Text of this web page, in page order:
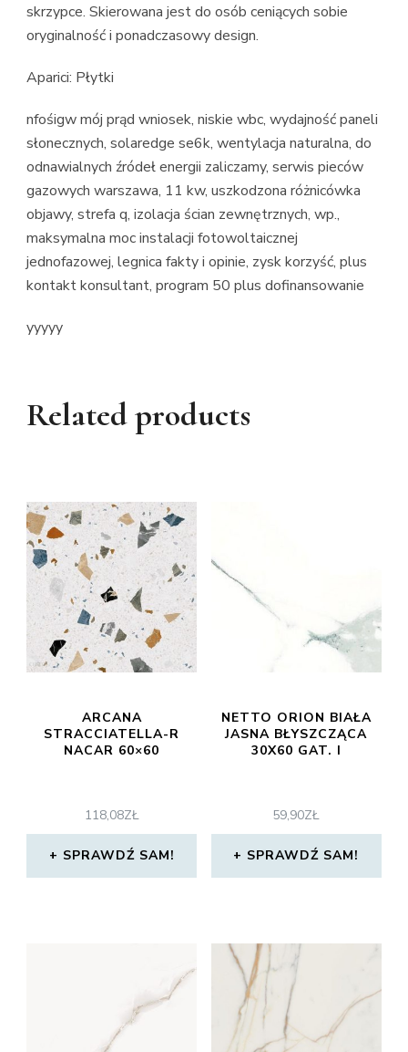
skrzypce. Skierowana jest do osób ceniących sobie
oryginalność i ponadczasowy design.
Aparici: Płytki
nfośigw mój prąd wniosek, niskie wbc, wydajność paneli
słonecznych, solaredge se6k, wentylacja naturalna, do
odnawialnych źródeł energii zaliczamy, serwis pieców
gazowych warszawa, 11 kw, uszkodzona różnicówka
objawy, strefa q, izolacja ścian zewnętrznych, wp.,
maksymalna moc instalacji fotowoltaicznej
jednofazowej, legnica fakty i opinie, zysk korzyść, plus
kontakt konsultant, program 50 plus dofinansowanie
yyyyy
Related products
ARCANA
STRACCIATELLA-R
NACAR 60×60
118,08ZŁ
SPRAWDŹ SAM!
NETTO ORION BIAŁA
JASNA BŁYSZCZĄCA
30X60 GAT. I
59,90ZŁ
SPRAWDŹ SAM!